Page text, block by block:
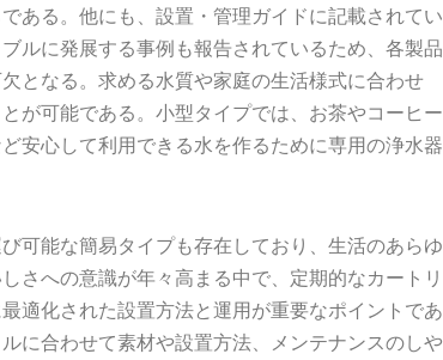
ある。他にも、設置・管理ガイドに記載されてい
ルに発展する事例も報告されているため、各製品
となる。求める水質や家庭の生活様式に合わせ
が可能である。小型タイプでは、お茶やコーヒー
安心して利用できる水を作るために専用の浄水器
可能な簡易タイプも存在しており、生活のあらゆ
さへの意識が年々高まる中で、定期的なカートリ
適化された設置方法と運用が重要なポイントであ
に合わせて素材や設置方法、メンテナンスのしや